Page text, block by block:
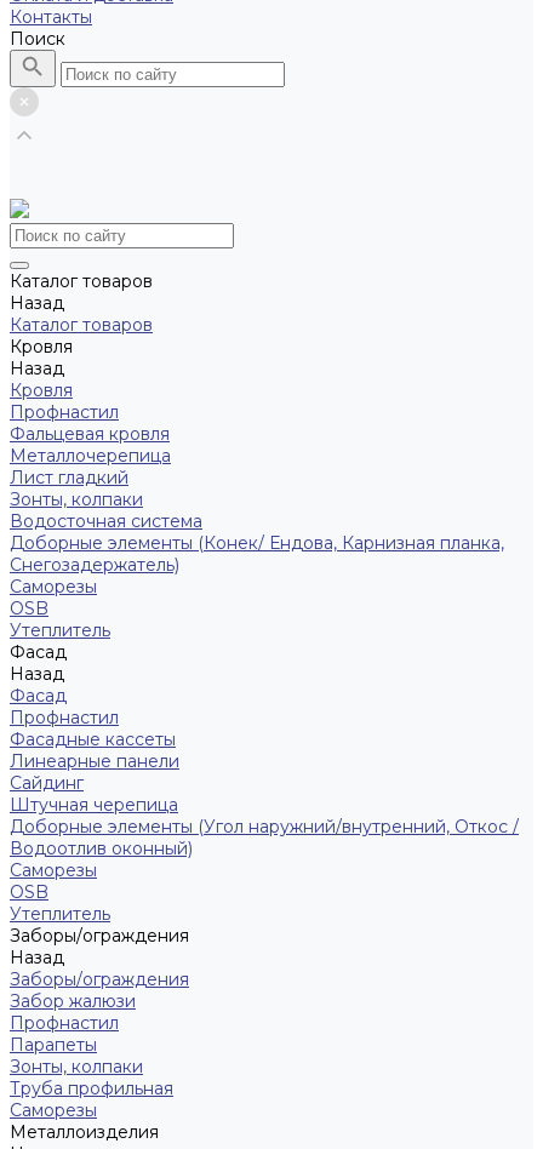
Контакты
Поиск
Каталог товаров
Назад
Каталог товаров
Кровля
Назад
Кровля
Профнастил
Фальцевая кровля
Металлочерепица
Лист гладкий
Зонты, колпаки
Водосточная система
Доборные элементы (Конек/ Ендова, Карнизная планка,
Снегозадержатель)
Саморезы
ОSB
Утеплитель
Фасад
Назад
Фасад
Профнастил
Фасадные кассеты
Линеарные панели
Сайдинг
Штучная черепица
Доборные элементы (Угол наружний/внутренний, Откос /
Водоотлив оконный)
Саморезы
OSB
Утеплитель
Заборы/ограждения
Назад
Заборы/ограждения
Забор жалюзи
Профнастил
Парапеты
Зонты, колпаки
Труба профильная
Саморезы
Металлоизделия